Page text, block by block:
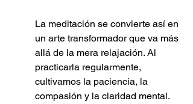
La meditación se convierte así en
un arte transformador que va más
allá de la mera relajación. Al
practicarla regularmente,
cultivamos la paciencia, la
compasión y la claridad mental.